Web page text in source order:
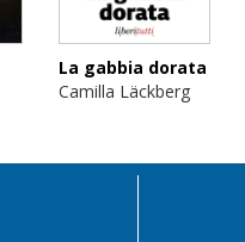
La gabbia dorata
Camilla Läckberg